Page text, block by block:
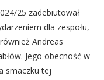
25 zadebiutował
dla zespołu,
Andreas
Jego obecność w
smaczku tej